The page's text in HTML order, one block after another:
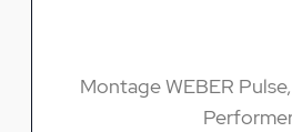
Montage WEBER